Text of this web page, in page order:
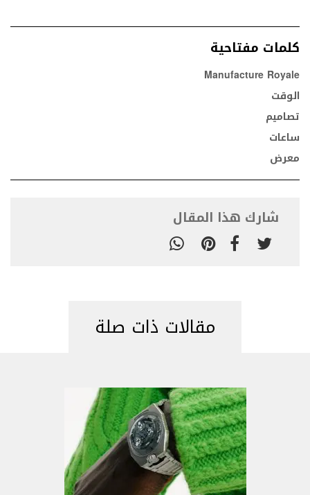
كلمات مفتاحية
Manufacture Royale
الوقت
تصاميم
ساعات
معرض
شارك هذا المقال
مقالات ذات صلة